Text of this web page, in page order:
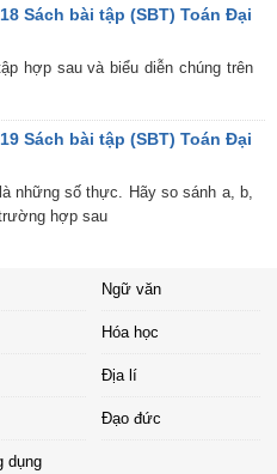
Sách bài tập (SBT) Toán Đại
hợp sau và biểu diễn chúng trên
Sách bài tập (SBT) Toán Đại
những số thực. Hãy so sánh a, b,
hợp sau
Ngữ văn
Hóa học
Địa lí
Đạo đức
dụng